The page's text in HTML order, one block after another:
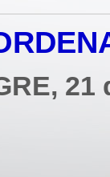
21